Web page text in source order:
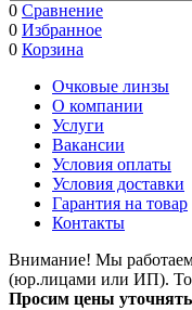
0 Сравнение
0 Избранное
0 Корзина
Очковые линзы
O компании
Услуги
Вакансии
Условия оплаты
Условия доставки
Гарантия на товар
Контакты
Внимание! Мы
(юр.лицами или ИП).
Просим цены